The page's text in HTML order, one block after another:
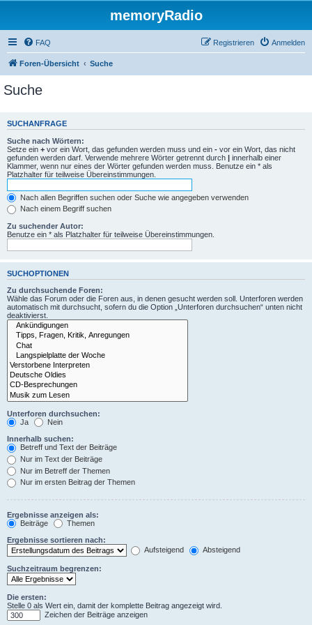
memoryRadio
FAQ Anmelden
Registrieren
Foren-Übersicht Suche
Suche
SUCHANFRAGE
Suche nach Wörtern:
Setze ein + vor ein Wort, das gefunden werden muss und ein - vor ein Wort, das nicht
gefunden werden darf. Verwende mehrere Wörter getrennt durch | innerhalb einer
Klammer, wenn nur eines der Wörter gefunden werden muss. Benutze ein * als
Platzhalter für teilweise Übereinstimmungen.
Nach allen Begriffen suchen oder Suche wie angegeben verwenden
Nach einem Begriff suchen
Zu suchender Autor:
Benutze ein * als Platzhalter für teilweise Übereinstimmungen.
SUCHOPTIONEN
Zu durchsuchende Foren:
Wähle das Forum oder die Foren aus, in denen gesucht werden soll. Unterforen werden
automatisch mit durchsucht, sofern du die Option „Unterforen durchsuchen“ unten nicht
deaktivierst.
Unterforen durchsuchen:
Ja
Nein
Innerhalb suchen:
Betreff und Text der Beiträge
Nur im Text der Beiträge
Nur im Betreff der Themen
Nur im ersten Beitrag der Themen
Ergebnisse anzeigen als:
Beiträge
Themen
Ergebnisse sortieren nach:
Aufsteigend
Absteigend
Suchzeitraum begrenzen:
Die ersten:
Stelle 0 als Wert ein, damit der komplette Beitrag angezeigt wird.
Zeichen der Beiträge anzeigen